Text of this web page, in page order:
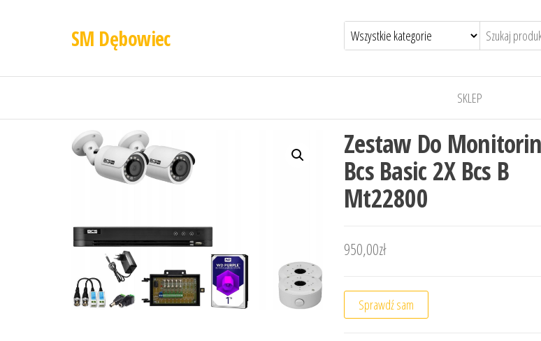
SM Dębowiec
SKLEP
Zestaw Do
Bcs Basic 2X Bcs B
Mt22800
950,00zł
Sprawdź sam